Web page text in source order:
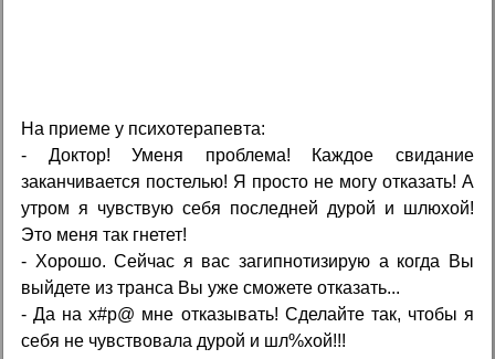
На приеме у психотерапевта:
- Доктор! Уменя проблема! Каждое свидание
заканчивается постелью! Я просто не могу отказать! А
утром я чувствую себя последней дурой и шлюхой!
Это меня так гнетет!
- Хорошо. Сейчас я вас загипнотизирую а когда Вы
выйдете из транса Вы уже сможете отказать...
- Да на х#p@ мне отказывать! Сделайте так, чтобы я
себя не чувствовала дурой и шл%хой!!!